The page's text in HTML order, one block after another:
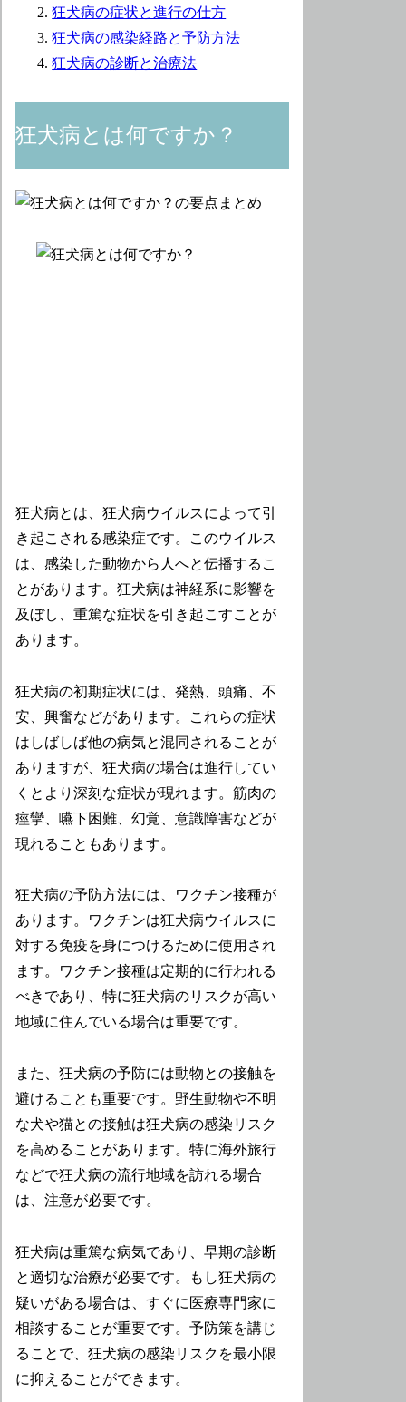
狂犬病の症状と進行の仕方
狂犬病の感染経路と予防方法
狂犬病の診断と治療法
狂犬病とは何ですか？
狂犬病とは、狂犬病ウイルスによって引
き起こされる感染症です。このウイルス
は、感染した動物から人へと伝播するこ
とがあります。狂犬病は神経系に影響を
及ぼし、重篤な症状を引き起こすことが
あります。
狂犬病の初期症状には、発熱、頭痛、不
安、興奮などがあります。これらの症状
はしばしば他の病気と混同されることが
ありますが、狂犬病の場合は進行してい
くとより深刻な症状が現れます。筋肉の
痙攣、嚥下困難、幻覚、意識障害などが
現れることもあります。
狂犬病の予防方法には、ワクチン接種が
あります。ワクチンは狂犬病ウイルスに
対する免疫を身につけるために使用され
ます。ワクチン接種は定期的に行われる
べきであり、特に狂犬病のリスクが高い
地域に住んでいる場合は重要です。
また、狂犬病の予防には動物との接触を
避けることも重要です。野生動物や不明
な犬や猫との接触は狂犬病の感染リスク
を高めることがあります。特に海外旅行
などで狂犬病の流行地域を訪れる場合
は、注意が必要です。
狂犬病は重篤な病気であり、早期の診断
と適切な治療が必要です。もし狂犬病の
疑いがある場合は、すぐに医療専門家に
相談することが重要です。予防策を講じ
ることで、狂犬病の感染リスクを最小限
に抑えることができます。